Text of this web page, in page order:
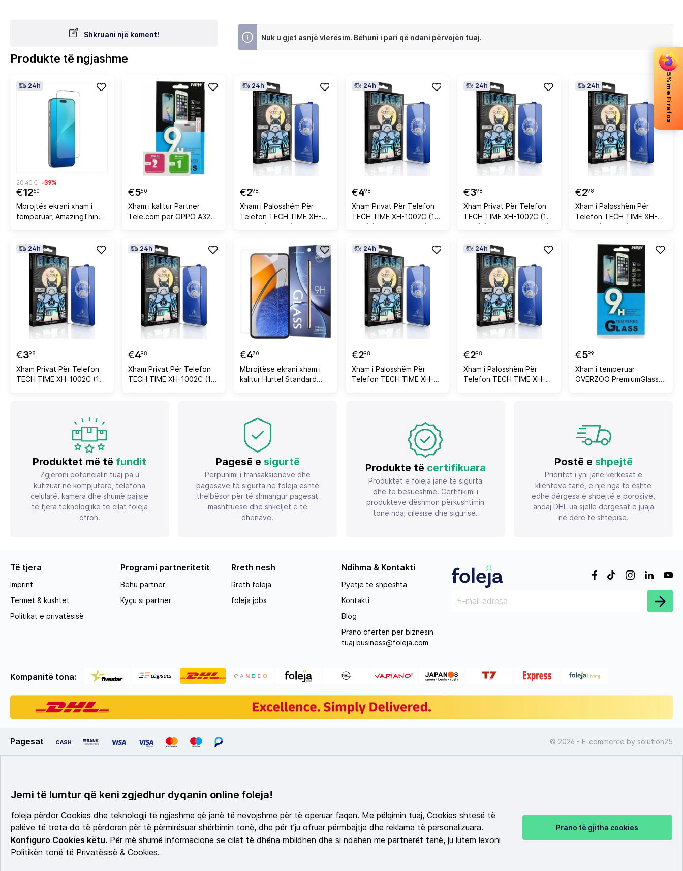
-5% me Firefox
Shkruani një koment! Nuk u gjet asnjë vlerësim. Bëhuni i pari që ndani përvojën tuaj.
Produkte të ngjashme
24h
€1250
20,40 € -39%
Mbrojtës ekrani xham i
temperuar, AmazingThing
shtresë anti-reflektive,
Filter 7 anti-pluhur,
ndërtim 5-shtresor
€550
Xham i kalitur Partner
Tele.com për OPPO A32
24h
€298
Xham i Palosshëm Për
Telefon TECH TIME XH-
1001C (17 PRO)
24h
€498
Xham Privat Për Telefon
TECH TIME XH-1002C (17
PRO) (Zezë, IP17PRO)
24h
€398
Xham Privat Për Telefon
TECH TIME XH-1002C (17
PRO) (Zezë, IP12/12PRO)
24h
€298
Xham i Palosshëm Për
Telefon TECH TIME XH-
1001C (17 PRO)
IP12/12PRO)
24h
€398
Xham Privat Për Telefon
TECH TIME XH-1002C (17
PRO) (Zezë,
24h
€498
Xham Privat Për Telefon
TECH TIME XH-1002C (17
PRO) (Zezë, IP16PRO/17)
€470
Mbrojtëse ekrani xham i
kalitur Hurtel Standard
sticker pluhuri
24h
€298
Xham i Palosshëm Për
Telefon TECH TIME XH-
1001C (17 PRO)
24h
€298
Xham i Palosshëm Për
Telefon TECH TIME XH-
1001C (17 PRO)
€599
Xham i temperuar
OVERZOO PremiumGlass
Produktet më të fundit
Zgjeroni potencialin tuaj pa u
kufizuar në kompjuterë, telefona
celularë, kamera dhe shumë pajisje
të tjera teknologjike të cilat foleja
ofron.
Pagesë e sigurtë
Përpunimi i transaksioneve dhe
pagesave të sigurta në foleja është
thelbësor për të shmangur pagesat
mashtruese dhe shkeljet e të
dhënave.
Produkte të certifikuara
Produktet e foleja janë të sigurta
dhe të besueshme. Certifikimi i
produkteve dëshmon përkushtimin
tonë ndaj cilësisë dhe sigurisë.
Postë e shpejtë
Prioritet i yni janë kërkesat e
klientëve tanë, e një nga to është
edhe dërgesa e shpejtë e porosive,
andaj DHL ua sjellë dërgesat e juaja
në derë të shtëpisë.
Të tjera
Imprint
Termet & kushtet
Politikat e privatësisë
Programi partneritetit
Bëhu partner
Kyçu si partner
Rreth nesh
Rreth foleja
foleja jobs
Ndihma & Kontakti
Pyetje të shpeshta
Kontakti
Blog
Prano ofertën për biznesin
tuaj business@foleja.com
Kompanitë tona:
Pagesat © 2026 - E-commerce by solution25
Jemi të lumtur që keni zgjedhur dyqanin online foleja!
foleja përdor Cookies dhe teknologji të ngjashme që janë të nevojshme për të operuar faqen. Me pëlqimin tuaj, Cookies shtesë të
palëve të treta do të përdoren për të përmirësuar shërbimin tonë, dhe për t’ju ofruar përmbajtje dhe reklama të personalizuara.
Konfiguro Cookies këtu. Për më shumë informacione se cilat të dhëna mblidhen dhe si ndahen me partnerët tanë, ju lutem lexoni
Politikën tonë të Privatësisë & Cookies.
Prano të gjitha cookies